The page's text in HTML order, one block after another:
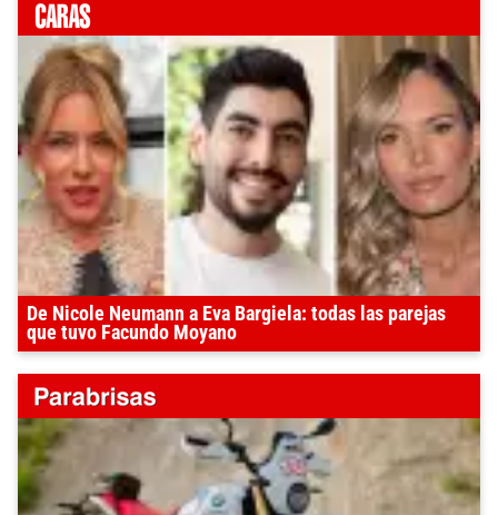
De Nicole Neumann a Eva Bargiela: todas las parejas
que tuvo Facundo Moyano